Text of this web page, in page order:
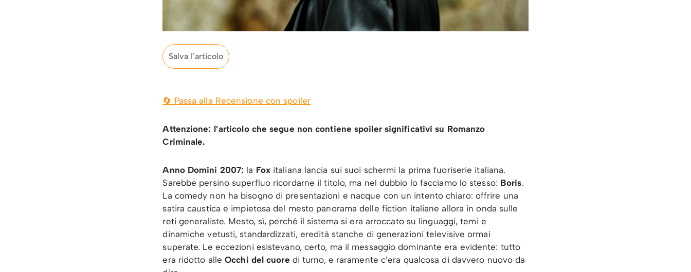
Salva l’articolo
🔄 Passa alla Recensione con spoiler
Attenzione: l’articolo che segue non contiene spoiler significativi su Romanzo
Criminale.
Anno Domini 2007: la Foxitaliana lancia sui suoi schermi la prima fuoriserie italiana.
Sarebbe persino superfluo ricordarne il titolo, ma nel dubbio lo facciamo lo stesso: Boris.
La comedy non ha bisogno di presentazioni e nacque con un intento chiaro: offrire una
satira caustica e impietosa del mesto panorama delle fiction italiane allora in onda sulle
reti generaliste. Mesto, sì, perché il sistema si era arroccato su linguaggi, temi e
dinamiche vetusti, standardizzati, eredità stanche di generazioni televisive ormai
superate. Le eccezioni esistevano, certo, ma il messaggio dominante era evidente: tutto
era ridotto alleOcchi del cuore di turno, e raramente c’era qualcosa di davvero nuovo da